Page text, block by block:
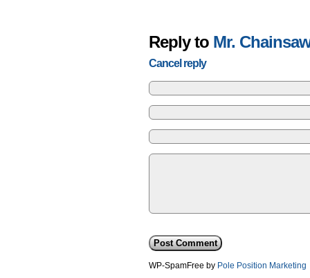
Reply to Mr.
Cancel reply
WP-SpamFree by Pole Position Marketing